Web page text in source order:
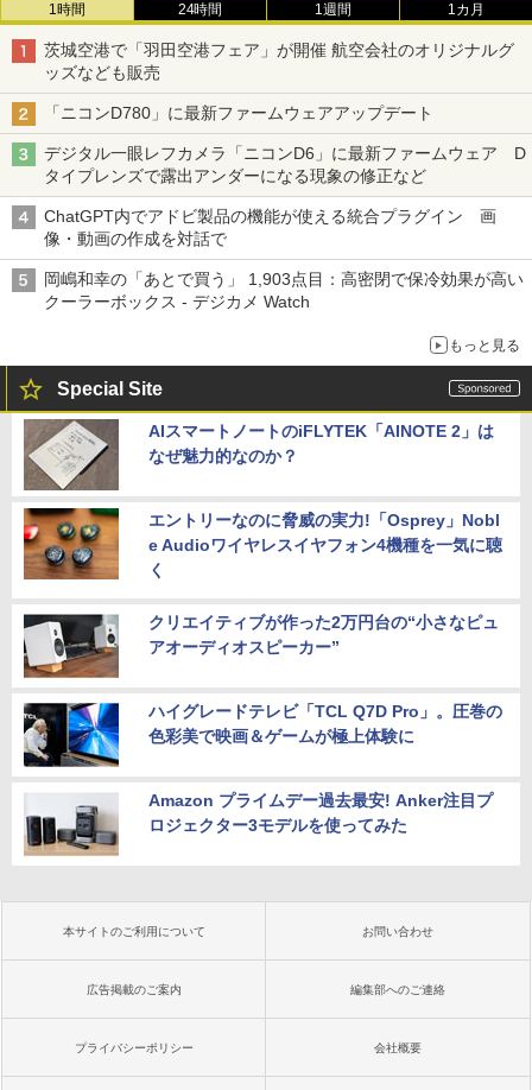
1時間 24時間 1週間 1カ月
茨城空港で「羽田空港フェア」が開催 航空会社のオリジナルグ
ッズなども販売
「ニコンD780」に最新ファームウェアアップデート
デジタル一眼レフカメラ「ニコンD6」に最新ファームウェア D
タイプレンズで露出アンダーになる現象の修正など
ChatGPT内でアドビ製品の機能が使える統合プラグイン 画
像・動画の作成を対話で
岡嶋和幸の「あとで買う」 1,903点目：高密閉で保冷効果が高い
クーラーボックス - デジカメ Watch
もっと見る
Special Site
AIスマートノートのiFLYTEK「AINOTE 2」は
なぜ魅力的なのか？
エントリーなのに脅威の実力!「Osprey」Nobl
e Audioワイヤレスイヤフォン4機種を一気に聴
く
クリエイティブが作った2万円台の“小さなピュ
アオーディオスピーカー”
ハイグレードテレビ「TCL Q7D Pro」。圧巻の
色彩美で映画＆ゲームが極上体験に
Amazon プライムデー過去最安! Anker注目プ
ロジェクター3モデルを使ってみた
本サイトのご利用について お問い合わせ
広告掲載のご案内 編集部へのご連絡
プライバシーポリシー 会社概要